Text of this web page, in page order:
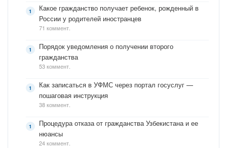
Какое гражданство получает ребенок, рожденный в
России у родителей иностранцев
71 коммент.
Порядок уведомления о получении второго
гражданства
53 коммент.
Как записаться в УФМС через портал госуслуг —
пошаговая инструкция
38 коммент.
Процедура отказа от гражданства Узбекистана и ее
нюансы
24 коммент.